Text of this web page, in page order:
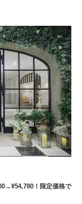
打掛の中から2着
）
ます
！限定価格で